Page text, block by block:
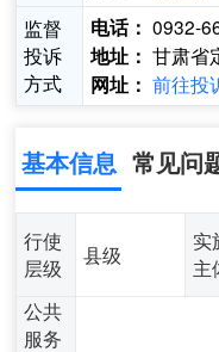
监督
投诉
方式
电话： 0932-
地址： 甘肃省
网址： 前往投
基本信息 常见问
行使
层级
县级
实
主
公共
服务